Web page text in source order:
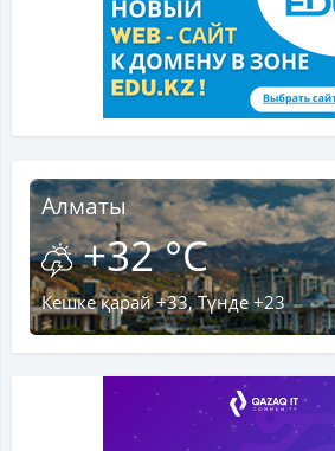
Алматы
+32 °C
Кешке қарай +33, Түнде +23